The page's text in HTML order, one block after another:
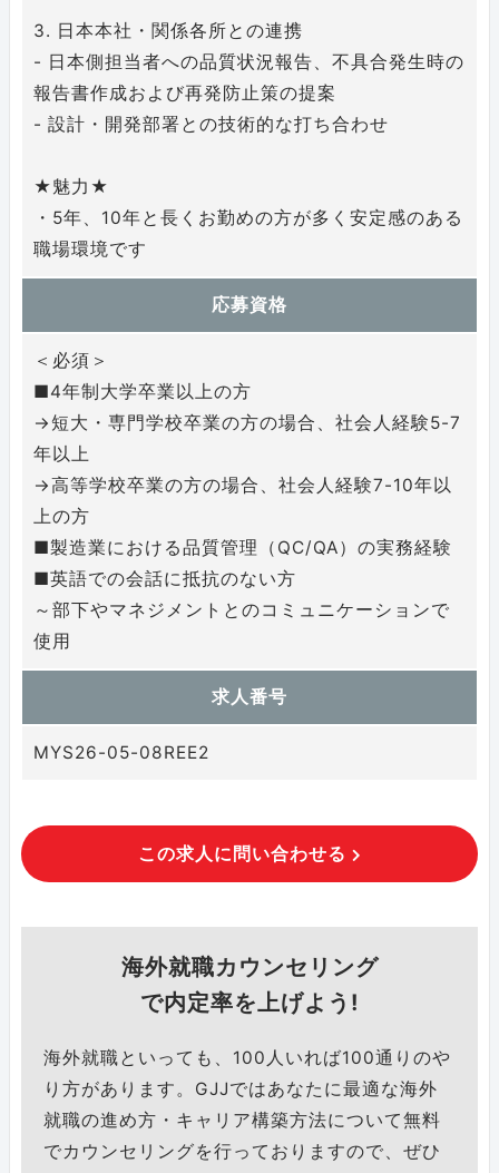
3. 日本本社・関係各所との連携
- 日本側担当者への品質状況報告、不具合発生時の
報告書作成および再発防止策の提案
- 設計・開発部署との技術的な打ち合わせ
★魅力★
・5年、10年と長くお勤めの方が多く安定感のある
職場環境です
応募資格
＜必須＞
■4年制大学卒業以上の方
→短大・専門学校卒業の方の場合、社会人経験5-7
年以上
→高等学校卒業の方の場合、社会人経験7-10年以
上の方
■製造業における品質管理（QC/QA）の実務経験
■英語での会話に抵抗のない方
～部下やマネジメントとのコミュニケーションで
使用
求人番号
MYS26-05-08REE2
この求人に問い合わせる
海外就職カウンセリング
で内定率を上げよう!
海外就職といっても、100人いれば100通りのや
り方があります。GJJではあなたに最適な海外
就職の進め方・キャリア構築方法について無料
でカウンセリングを行っておりますので、ぜひ